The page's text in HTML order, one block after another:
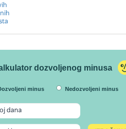
dozvoljenog minusa
minus Nedozvoljeni minus